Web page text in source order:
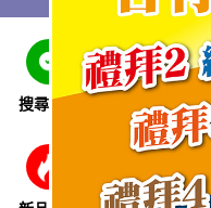
搜尋線路 跨省巴士